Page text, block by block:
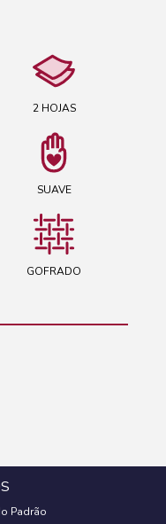
2 HOJAS
SUAVE
GOFRADO
Padrão